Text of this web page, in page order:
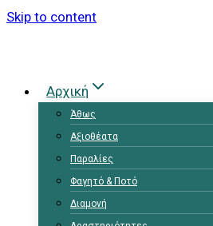
Skip to content
Αρχική
Άθως
Αξιοθέατα
Παραλίες
Φαγητό & Ποτό
Διαμονή